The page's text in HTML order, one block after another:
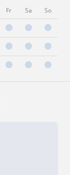
Fr Sa So